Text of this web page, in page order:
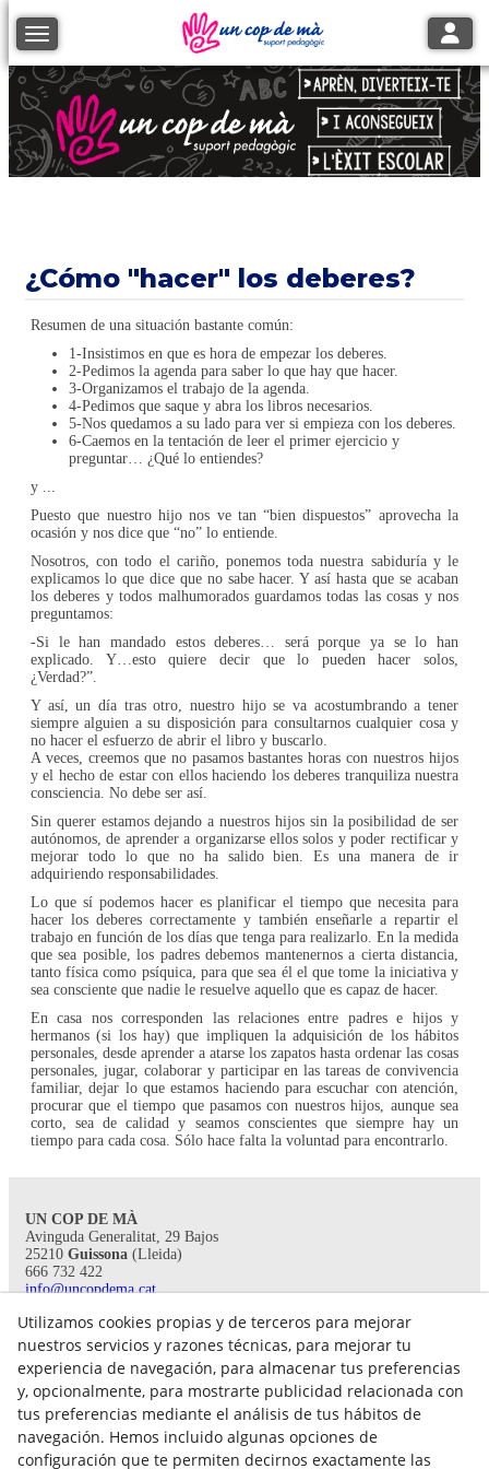
Toggle navigation
¿Cómo "hacer" los deberes?
Resumen de una situación bastante común:
1-Insistimos en que es hora de empezar los deberes.
2-Pedimos la agenda para saber lo que hay que hacer.
3-Organizamos el trabajo de la agenda.
4-Pedimos que saque y abra los libros necesarios.
5-Nos quedamos a su lado para ver si empieza con los deberes.
6-Caemos en la tentación de leer el primer ejercicio y
preguntar… ¿Qué lo entiendes?
y ...
Puesto que nuestro hijo nos ve tan “bien dispuestos” aprovecha la
ocasión y nos dice que “no” lo entiende.
Nosotros, con todo el cariño, ponemos toda nuestra sabiduría y le
explicamos lo que dice que no sabe hacer. Y así hasta que se acaban
los deberes y todos malhumorados guardamos todas las cosas y nos
preguntamos:
-Si le han mandado estos deberes… será porque ya se lo han
explicado. Y…esto quiere decir que lo pueden hacer solos,
¿Verdad?”.
Y así, un día tras otro, nuestro hijo se va acostumbrando a tener
siempre alguien a su disposición para consultarnos cualquier cosa y
no hacer el esfuerzo de abrir el libro y buscarlo.
A veces, creemos que no pasamos bastantes horas con nuestros hijos
y el hecho de estar con ellos haciendo los deberes tranquiliza nuestra
consciencia. No debe ser así.
Sin querer estamos dejando a nuestros hijos sin la posibilidad de ser
autónomos, de aprender a organizarse ellos solos y poder rectificar y
mejorar todo lo que no ha salido bien. Es una manera de ir
adquiriendo responsabilidades.
Lo que sí podemos hacer es planificar el tiempo que necesita para
hacer los deberes correctamente y también enseñarle a repartir el
trabajo en función de los días que tenga para realizarlo. En la medida
que sea posible, los padres debemos mantenernos a cierta distancia,
tanto física como psíquica, para que sea él el que tome la iniciativa y
sea consciente que nadie le resuelve aquello que es capaz de hacer.
En casa nos corresponden las relaciones entre padres e hijos y
hermanos (si los hay) que impliquen la adquisición de los hábitos
personales, desde aprender a atarse los zapatos hasta ordenar las cosas
personales, jugar, colaborar y participar en las tareas de convivencia
familiar, dejar lo que estamos haciendo para escuchar con atención,
procurar que el tiempo que pasamos con nuestros hijos, aunque sea
corto, sea de calidad y seamos conscientes que siempre hay un
tiempo para cada cosa. Sólo hace falta la voluntad para encontrarlo.
UN COP DE MÀ
Avinguda Generalitat, 29 Bajos
25210 Guissona (Lleida)
666 732 422
info@uncopdema.cat
!SÍGUENOS!
Utilizamos cookies propias y de terceros para mejorar
nuestros servicios y razones técnicas, para mejorar tu
experiencia de navegación, para almacenar tus preferencias
y, opcionalmente, para mostrarte publicidad relacionada con
tus preferencias mediante el análisis de tus hábitos de
navegación. Hemos incluido algunas opciones de
configuración que te permiten decirnos exactamente las